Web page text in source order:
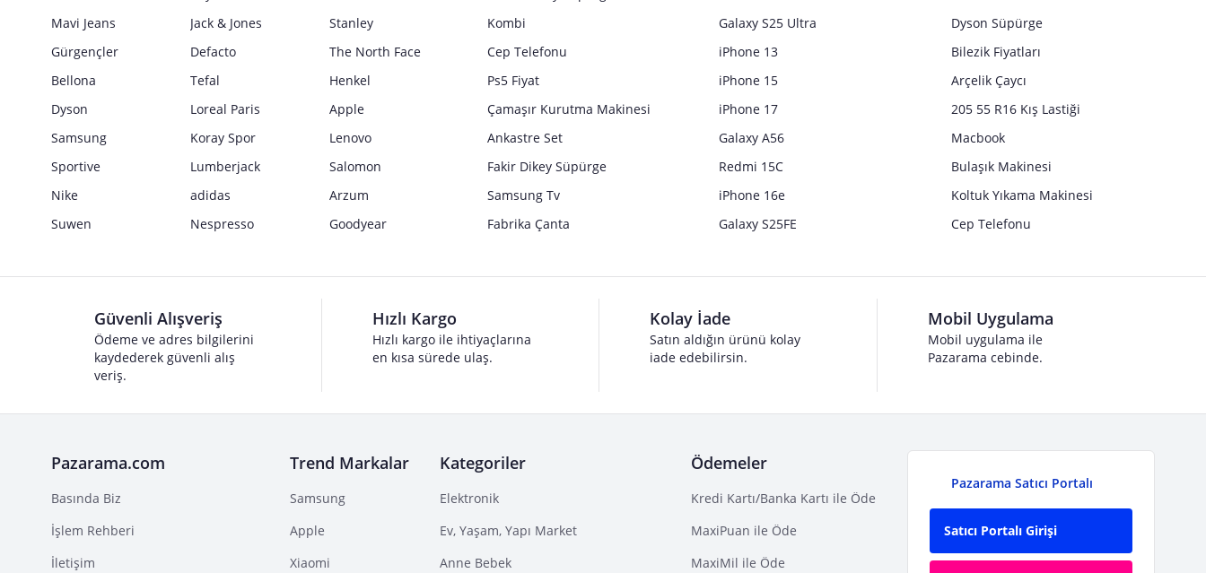
Mavi Jeans
Jack & Jones
Stanley
Gürgençler
Defacto
The North Face
Bellona
Tefal
Henkel
Dyson
Loreal Paris
Apple
Samsung
Koray Spor
Lenovo
Sportive
Lumberjack
Salomon
Nike
adidas
Arzum
Suwen
Nespresso Goodyear
Kombi
Cep Telefonu
Ps5 Fiyat
Çamaşır Kurutma Makinesi
Ankastre Set
Fakir Dikey Süpürge
Samsung Tv
Fabrika Çanta
Galaxy S25 Ultra
iPhone 13
iPhone 15
iPhone 17
Galaxy A56
Redmi 15C
iPhone 16e
Galaxy S25FE
Dyson Süpürge
Bilezik Fiyatları
Arçelik Çaycı
205 55 R16 Kış Lastiği
Macbook
Bulaşık Makinesi
Koltuk Yıkama Makinesi
Cep Telefonu
Güvenli Alışveriş
Ödeme ve adres bilgilerini
kaydederek güvenli alış
veriş.
Hızlı Kargo
Hızlı kargo ile ihtiyaçlarına
en kısa sürede ulaş.
Kolay İade
Satın aldığın ürünü kolay
iade edebilirsin.
Mobil Uygulama
Mobil uygulama ile
Pazarama cebinde.
Pazarama.com
Basında Biz
İşlem Rehberi
İletişim
Trend Markalar
Samsung
Apple
Xiaomi
Kategoriler
Elektronik
Ev, Yaşam, Yapı Market
Anne Bebek
Ödemeler
Kredi Kartı/Banka Kartı ile Öde
MaxiPuan ile Öde
MaxiMil ile Öde
Pazarama Satıcı Portalı
Satıcı Portalı Girişi